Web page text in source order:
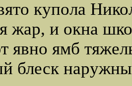
купола
жар, и окна
явно ямб
блеск